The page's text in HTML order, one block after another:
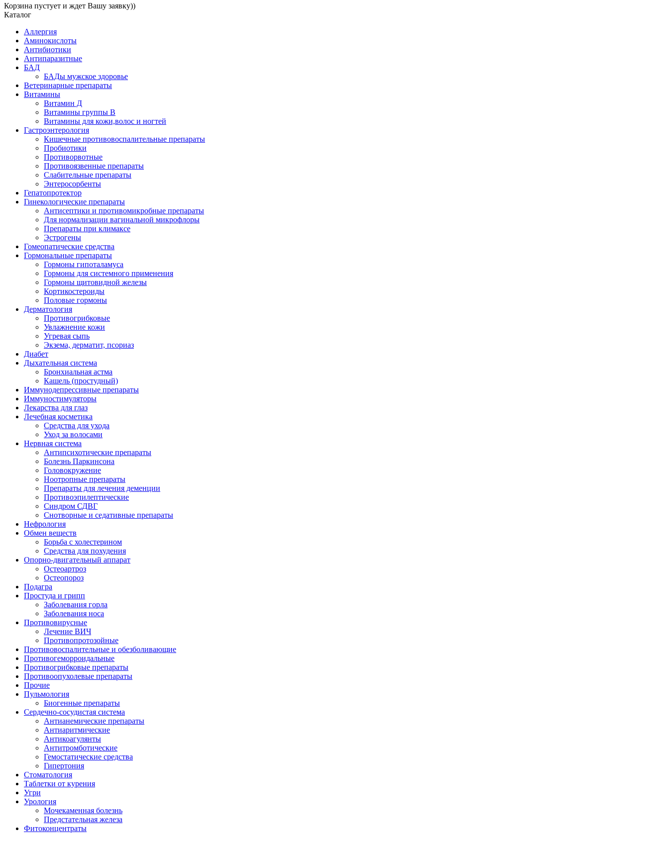
Корзина пустует и ждет Вашу заявку))
Каталог
Аллергия
Аминокислоты
Антибиотики
Антипаразитные
БАД
БАДы мужское здоровье
Ветеринарные препараты
Витамины
Витамин Д
Витамины группы В
Витамины для кожи,волос и ногтей
Гастроэнтерология
Кишечные противовоспалительные препараты
Пробиотики
Противорвотные
Противоязвенные препараты
Слабительные препараты
Энтеросорбенты
Гепатопротектор
Гинекологические препараты
Антисептики и противомикробные препараты
Для нормализации вагинальной микрофлоры
Препараты при климаксе
Эстрогены
Гомеопатические средства
Гормональные препараты
Гормоны гипоталамуса
Гормоны для системного применения
Гормоны щитовидной железы
Кортикостероиды
Половые гормоны
Дерматология
Противогрибковые
Увлажнение кожи
Угревая сыпь
Экзема, дерматит, псориаз
Диабет
Дыхательная система
Бронхиальная астма
Кашель (простудный)
Иммунодепрессивные препараты
Иммуностимуляторы
Лекарства для глаз
Лечебная косметика
Средства для ухода
Уход за волосами
Нервная система
Антипсихотические препараты
Болезнь Паркинсона
Головокружение
Ноотропные препараты
Препараты для лечения деменции
Противоэпилептические
Синдром СДВГ
Снотворные и седативные препараты
Нефрология
Обмен веществ
Борьба с холестерином
Средства для похудения
Опорно-двигательный аппарат
Остеоартроз
Остеопороз
Подагра
Простуда и грипп
Заболевания горла
Заболевания носа
Противовирусные
Лечение ВИЧ
Противопротозойные
Противовоспалительные и обезболивающие
Противогеморроидальные
Противогрибковые препараты
Противоопухолевые препараты
Прочие
Пульмология
Биогенные препараты
Сердечно-сосудистая система
Антианемические препараты
Антиаритмические
Антикоагулянты
Антитромботические
Гемостатические средства
Гипертония
Стоматология
Таблетки от курения
Угри
Урология
Мочекаменная болезнь
Предстательная железа
Фитоконцентраты